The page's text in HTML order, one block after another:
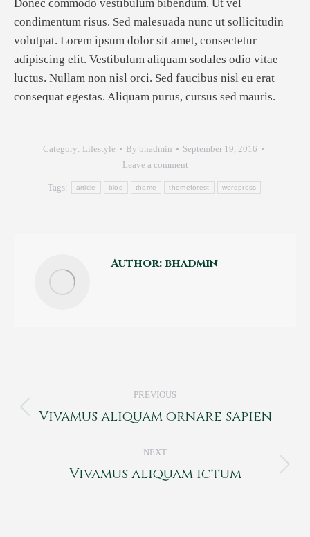
Donec commodo vestibulum bibendum. Ut vel
condimentum risus. Sed malesuada nunc ut sollicitudin
volutpat. Lorem ipsum dolor sit amet, consectetur
adipiscing elit. Vestibulum aliquam sodales odio vitae
luctus. Nullam non nisl orci. Sed faucibus nisl eu erat
consequat egestas. Aliquam purus, cursus sed mauris.
Category: Lifestyle By bhadmin
September 19, 2016
Leave a comment
Tags: article blog theme themeforest wordpress
Author: bhadmin
navigation
PREVIOUS
Previous
Vivamus aliquam ornare sapien
NEXT
Next
Vivamus aliquam ictum